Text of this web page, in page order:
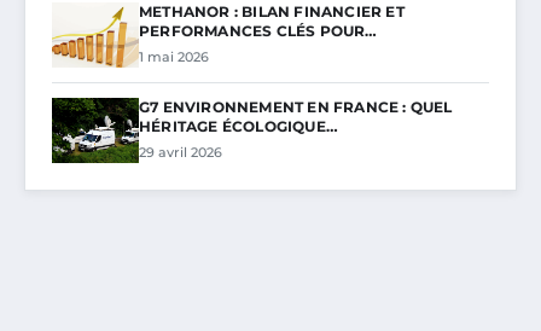
METHANOR : BILAN FINANCIER ET
PERFORMANCES CLÉS POUR…
1 mai 2026
G7 ENVIRONNEMENT EN FRANCE : QUEL
HÉRITAGE ÉCOLOGIQUE…
29 avril 2026